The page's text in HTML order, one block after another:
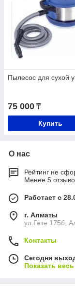
Пылесос для сухой
75 000 ₸
Купить
О нас
Рейтинг не
Менее 5
Работает с
г. Алматы
ул.Гете 175б,
Контакты
Сегодня
Показать